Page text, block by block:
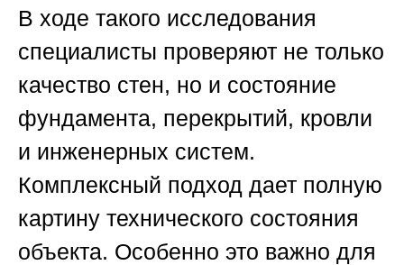
В ходе такого исследования
специалисты проверяют не только
качество стен, но и состояние
фундамента, перекрытий, кровли
и инженерных систем.
Комплексный подход дает полную
картину технического состояния
объекта. Особенно это важно для